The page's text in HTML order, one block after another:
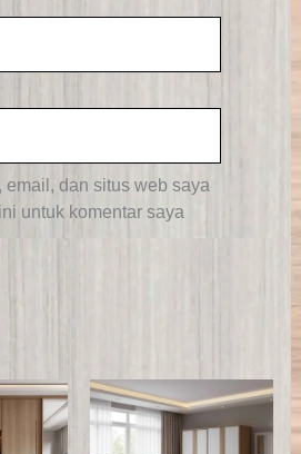
email, dan situs web saya
untuk komentar saya